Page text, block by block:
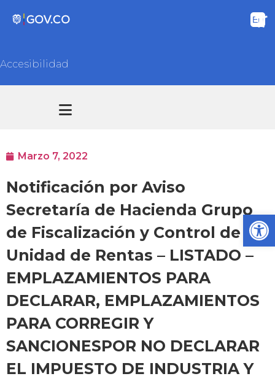
Accesibilidad
Marzo 7, 2022
Notificación por Aviso
Secretaría de Hacienda Grupo
de Fiscalización y Control de la
Unidad de Rentas – LISTADO –
EMPLAZAMIENTOS PARA
DECLARAR, EMPLAZAMIENTOS
PARA CORREGIR Y
SANCIONESPOR NO DECLARAR
EL IMPUESTO DE INDUSTRIA Y